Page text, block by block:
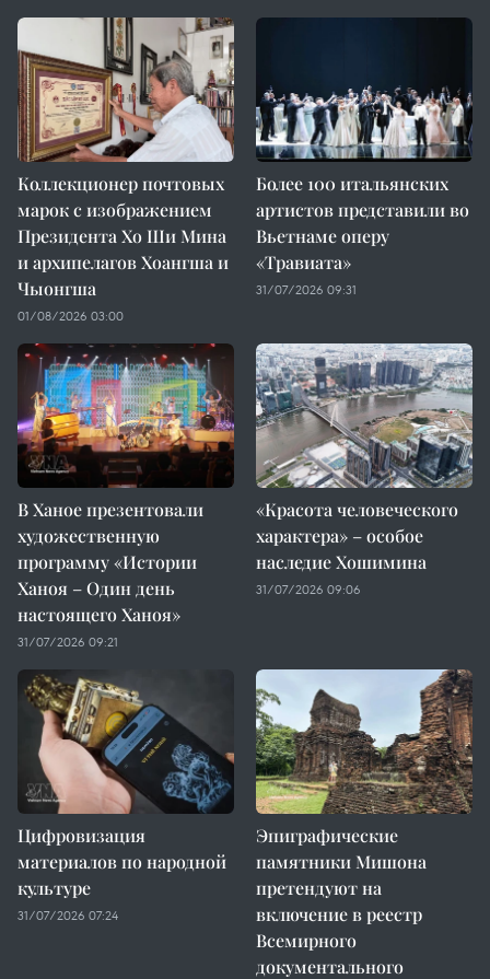
Коллекционер почтовых
марок с изображением
Президента Хо Ши Мина
и архипелагов Хоангша и
Чыонгша
01/08/2026 03:00
Более 100 итальянских
артистов представили во
Вьетнаме оперу
«Травиата»
31/07/2026 09:31
В Ханое презентовали
художественную
программу «Истории
Ханоя – Один день
настоящего Ханоя»
31/07/2026 09:21
«Красота человеческого
характера» – особое
наследие Хошимина
31/07/2026 09:06
Цифровизация
материалов по народной
культуре
31/07/2026 07:24
Эпиграфические
памятники Мишона
претендуют на
включение в реестр
Всемирного
документального